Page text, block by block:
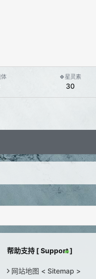
🍀星灵素
30
帮助支持 [ Support ]
网站地图 < Sitemap >